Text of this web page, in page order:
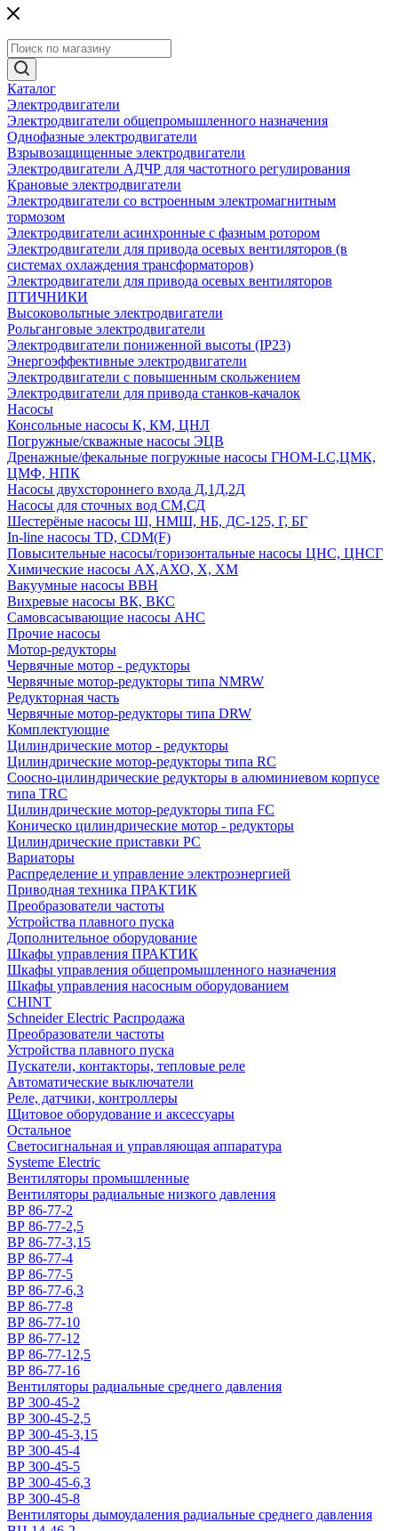
Каталог
Электродвигатели
Электродвигатели общепромышленного назначения
Однофазные электродвигатели
Взрывозащищенные электродвигатели
Электродвигатели АДЧР для частотного регулирования
Крановые электродвигатели
Электродвигатели со встроенным электромагнитным
тормозом
Электродвигатели асинхронные с фазным ротором
Электродвигатели для привода осевых вентиляторов (в
системах охлаждения трансформаторов)
Электродвигатели для привода осевых вентиляторов
ПТИЧНИКИ
Высоковольтные электродвигатели
Рольганговые электродвигатели
Электродвигатели пониженной высоты (IP23)
Энергоэффективные электродвигатели
Электродвигатели с повышенным скольжением
Электродвигатели для привода станков-качалок
Насосы
Консольные насосы К, КМ, ЦНЛ
Погружные/скважные насосы ЭЦВ
Дренажные/фекальные погружные насосы ГНОМ-LC,ЦМК,
ЦМФ, НПК
Насосы двухстороннего входа Д,1Д,2Д
Насосы для сточных вод СМ,СД
Шестерёные насосы Ш, НМШ, НБ, ДС-125, Г, БГ
In-line насосы TD, CDM(F)
Повысительные насосы/горизонтальные насосы ЦНС, ЦНСГ
Химические насосы АХ,АХО, Х, ХМ
Вакуумные насосы ВВН
Вихревые насосы ВК, ВКС
Самовсасывающие насосы АНС
Прочие насосы
Мотор-редукторы
Червячные мотор - редукторы
Червячные мотор-редукторы типа NMRW
Редукторная часть
Червячные мотор-редукторы типа DRW
Комплектующие
Цилиндрические мотор - редукторы
Цилиндрические мотор-редукторы типа RC
Соосно-цилиндрические редукторы в алюминиевом корпусе
типа TRC
Цилиндрические мотор-редукторы типа FC
Коническо цилиндрические мотор - редукторы
Цилиндрические приставки PC
Вариаторы
Распределение и управление электроэнергией
Приводная техника ПРАКТИК
Преобразователи частоты
Устройства плавного пуска
Дополнительное оборудование
Шкафы управления ПРАКТИК
Шкафы управления общепромышленного назначения
Шкафы управления насосным оборудованием
CHINT
Schneider Electric Распродажа
Преобразователи частоты
Устройства плавного пуска
Пускатели, контакторы, тепловые реле
Автоматические выключатели
Реле, датчики, контроллеры
Щитовое оборудование и аксессуары
Остальное
Светосигнальная и управляющая аппаратура
Systeme Electric
Вентиляторы промышленные
Вентиляторы радиальные низкого давления
ВР 86-77-2
ВР 86-77-2,5
ВР 86-77-3,15
ВР 86-77-4
ВР 86-77-5
ВР 86-77-6,3
ВР 86-77-8
ВР 86-77-10
ВР 86-77-12
ВР 86-77-12,5
ВР 86-77-16
Вентиляторы радиальные среднего давления
ВР 300-45-2
ВР 300-45-2,5
ВР 300-45-3,15
ВР 300-45-4
ВР 300-45-5
ВР 300-45-6,3
ВР 300-45-8
Вентиляторы дымоудаления радиальные среднего давления